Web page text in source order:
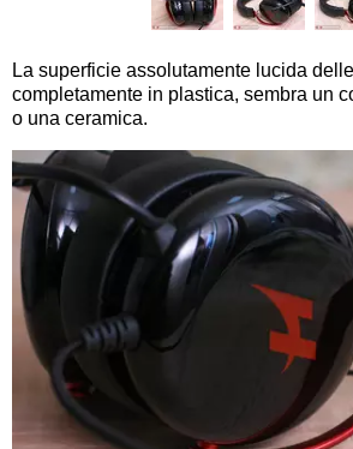
La superficie assolutamente lucida
completamente in plastica, sembra un
o una ceramica.